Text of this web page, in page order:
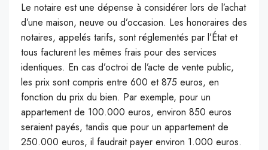
Le notaire est une dépense à considérer lors de l’achat
d’une maison, neuve ou d’occasion. Les honoraires des
notaires, appelés tarifs, sont réglementés par l’État et
tous facturent les mêmes frais pour des services
identiques. En cas d’octroi de l’acte de vente public,
les prix sont compris entre 600 et 875 euros, en
fonction du prix du bien. Par exemple, pour un
appartement de 100.000 euros, environ 850 euros
seraient payés, tandis que pour un appartement de
250.000 euros, il faudrait payer environ 1.000 euros.